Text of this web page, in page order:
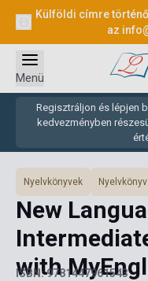
Külföldi címre
az
Regisztráljon és lépjen
kedvezményben
Menü
Nyelvkönyvek Nyelvkönyv
New
with
ISBN: 9781447961543